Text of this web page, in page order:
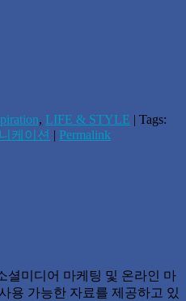
, LIFE & STYLE | Tags:
케이션 | Permalink
셜미디어 마케팅 및 온라인 마
용 가능한 자료를 제공하고 있